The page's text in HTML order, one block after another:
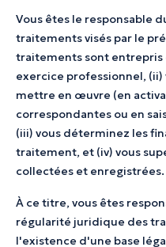
Vous êtes le responsable
traitements visés par le
traitements sont entrepris
exercice professionnel,
mettre en œuvre (en
correspondantes ou en
(iii) vous déterminez les
traitement, et (iv) vous
collectées et enregistrées.
À ce titre, vous êtes
régularité juridique des
l'existence d'une base